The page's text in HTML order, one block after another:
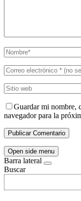
Guardar mi nombre,
navegador para la
Open side menu
Barra lateral
Buscar